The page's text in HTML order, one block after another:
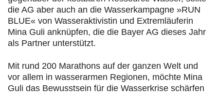
die AG aber auch an die Wasserkampagne »RUN
BLUE« von Wasseraktivistin und Extremläuferin
Mina Guli anknüpfen, die die Bayer AG dieses Jahr
als Partner unterstützt.
Mit rund 200 Marathons auf der ganzen Welt und
vor allem in wasserarmen Regionen, möchte Mina
Guli das Bewusstsein für die Wasserkrise schärfen